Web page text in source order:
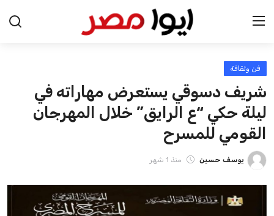
الرئيسية
اخبار مصر
عرب وعالم
اقتصاد
اخبار الرياضة
فن وثقافة
شريف دسوقي يستعرض مهاراته في
ليلة حكي “ع الرايق” خلال المهرجان
القومي للمسرح
يوسف حسين منذ 1 شهر